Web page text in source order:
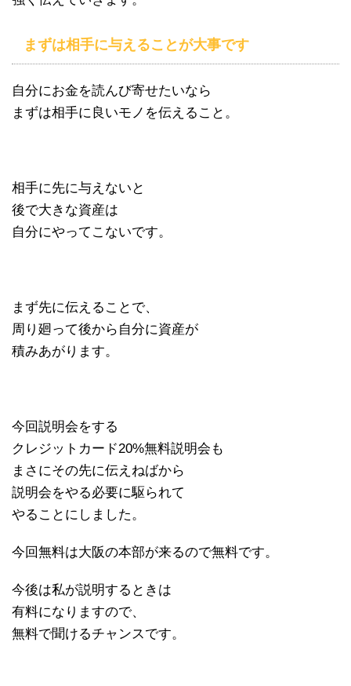
まずは相手に与えることが大事です
自分にお金を読んび寄せたいなら
まずは相手に良いモノを伝えること。
相手に先に与えないと
後で大きな資産は
自分にやってこないです。
まず先に伝えることで、
周り廻って後から自分に資産が
積みあがります。
今回説明会をする
クレジットカード20%無料説明会も
まさにその先に伝えねばから
説明会をやる必要に駆られて
やることにしました。
今回無料は大阪の本部が来るので無料です。
今後は私が説明するときは
有料になりますので、
無料で聞けるチャンスです。